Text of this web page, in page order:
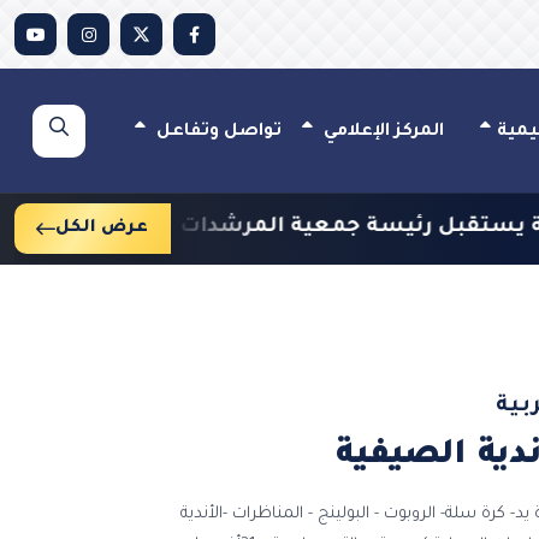
المركز الإعلامي تواصل وتفاعل
وزير التربية يصدر وعددًا من مسؤوليها عرض الكل
الصيفية
2026 ( كرة قدم- كرة يد- كرة سلة- الروبوت - البولينج - المناظرات -الأندية